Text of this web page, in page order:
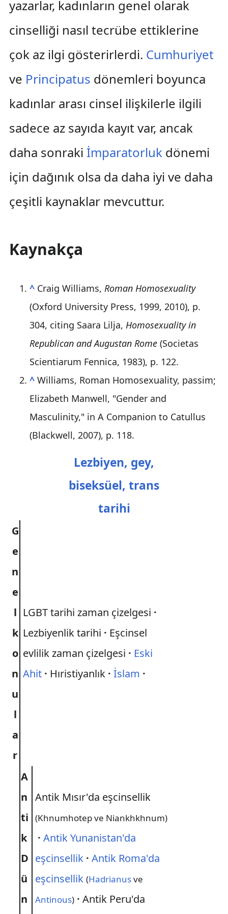
yazarlar, kadınların genel olarak
cinselliği nasıl tecrübe ettiklerine
çok az ilgi gösterirlerdi. Cumhuriyet
ve Principatus dönemleri boyunca
kadınlar arası cinsel ilişkilerle ilgili
sadece az sayıda kayıt var, ancak
daha sonraki İmparatorlukdönemi
için dağınık olsa da daha iyi ve daha
çeşitli kaynaklar mevcuttur.
Kaynakça
^ Craig Williams, Roman Homosexuality
(Oxford University Press, 1999, 2010), p.
304, citing Saara Lilja, Homosexuality in
Republican and Augustan Rome(Societas
Scientiarum Fennica, 1983), p. 122.
^ Williams, Roman Homosexuality, passim;
Elizabeth Manwell, "Gender and
Masculinity," in A Companion to Catullus
(Blackwell, 2007), p. 118.
Lezbiyen, gey,
biseksüel, trans
tarihi
G
e
n
e
l
k
o
n
u
l
a
r
LGBT tarihi zaman çizelgesi ·
Lezbiyenlik tarihi · Eşcinsel
evlilik zaman çizelgesi · Eski
Ahit · Hıristiyanlık · İslam ·
A
n
ti
k
D
ü
n
Antik Mısır'da eşcinsellik
(Khnumhotep ve Niankhkhnum)
· Antik Yunanistan'da
eşcinsellik · Antik Roma'da
eşcinsellik (Hadrianusve
Antinous) · Antik Peru'da